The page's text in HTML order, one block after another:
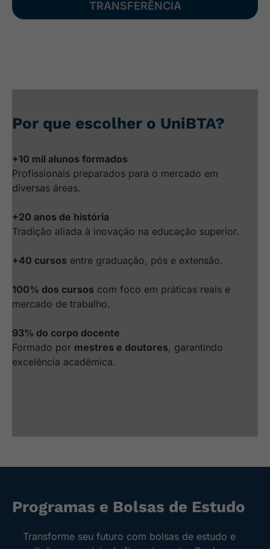
TRANSFERÊNCIA
Por que escolher o UniBTA?
+10 mil alunos formados
Profissionais preparados para o mercado em
diversas áreas.
+20 anos de história
Tradição aliada à inovação na educação superior.
+40 cursos entre graduação, pós e extensão.
100% dos cursos com foco em práticas reais e
mercado de trabalho.
93% do corpo docente
Formado por mestres e doutores, garantindo
excelência acadêmica.
Programas e Bolsas de Estudo
Transforme seu futuro com bolsas de estudo e